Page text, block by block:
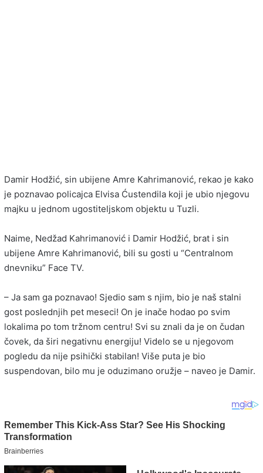
Damir Hodžić, sin ubijene Amre Kahrimanović, rekao je kako
je poznavao policajca Elvisa Ćustendila koji je ubio njegovu
majku u jednom ugostiteljskom objektu u Tuzli.
Naime, Nedžad Kahrimanović i Damir Hodžić, brat i sin
ubijene Amre Kahrimanović, bili su gosti u “Centralnom
dnevniku” Face TV.
– Ja sam ga poznavao! Sjedio sam s njim, bio je naš stalni
gost poslednjih pet meseci! On je inače hodao po svim
lokalima po tom tržnom centru! Svi su znali da je on čudan
čovek, da širi negativnu energiju! Videlo se u njegovom
pogledu da nije psihički stabilan! Više puta je bio
suspendovan, bilo mu je oduzimano oružje – naveo je Damir.